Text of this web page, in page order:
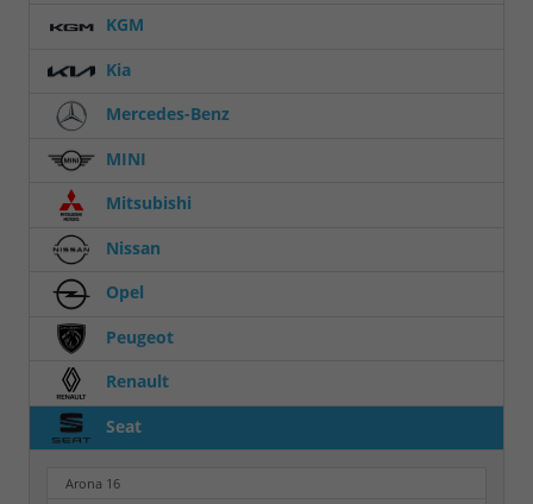
KGM
Kia
Mercedes-Benz
MINI
Mitsubishi
Nissan
Opel
Peugeot
Renault
Seat
Arona 16